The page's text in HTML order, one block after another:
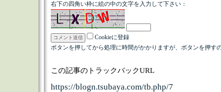
右下の四角い枠に絵の中の文字を入力して下さい：
Cookieに登録
ボタンを押してから処理に時間がかかりますが、ボタンを押す
この記事のトラックバックURL
https://blogn.tsubaya.com/tb.php/7